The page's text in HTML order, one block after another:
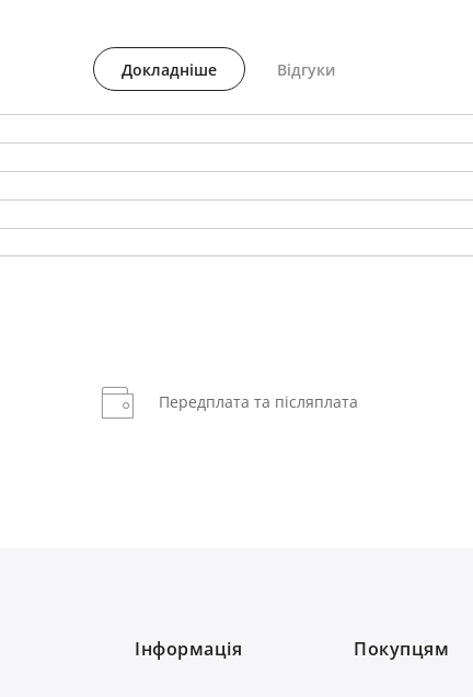
Докладніше Відгуки
Передплата та післяплата
Інформація Покупцям